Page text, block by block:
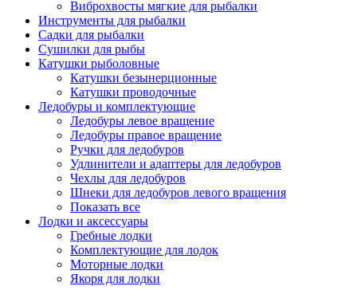
Виброхвосты мягкие для рыбалки
Инструменты для рыбалки
Садки для рыбалки
Сушилки для рыбы
Катушки рыболовные
Катушки безынерционные
Катушки проводочные
Ледобуры и комплектующие
Ледобуры левое вращение
Ледобуры правое вращение
Ручки для ледобуров
Удлинители и адаптеры для ледобуров
Чехлы для ледобуров
Шнеки для ледобуров левого вращения
Показать все
Лодки и аксессуары
Гребные лодки
Комплектующие для лодок
Моторные лодки
Якоря для лодки